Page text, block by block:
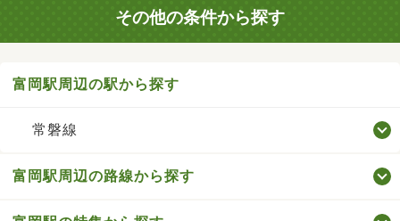
その他の条件から探す
富岡駅周辺の駅から探す
常磐線
富岡駅周辺の路線から探す